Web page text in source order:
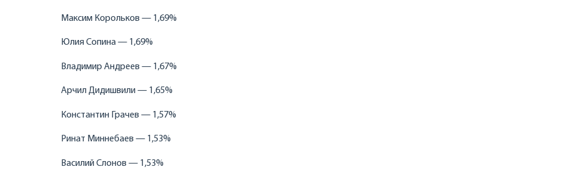
Максим Корольков — 1,69%
Юлия Сопина — 1,69%
Владимир Андреев — 1,67%
Арчил Дидишвили — 1,65%
Константин Грачев — 1,57%
Ринат Миннебаев — 1,53%
Василий Слонов — 1,53%